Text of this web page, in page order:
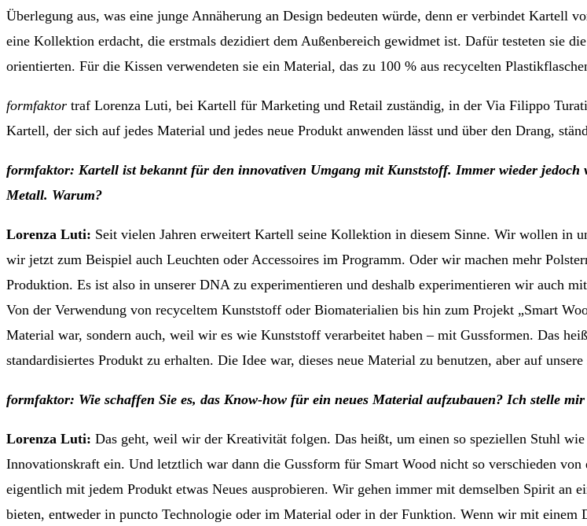
Überlegung aus, was eine junge Annäherung an Design bedeuten würde, denn er verbindet Kartell
eine Kollektion erdacht, die erstmals dezidiert dem Außenbereich gewidmet ist. Dafür testeten sie
orientierten. Für die Kissen verwendeten sie ein Material, das zu 100 % aus recycelten
formfaktor traf Lorenza Luti, bei Kartell für Marketing und Retail zuständig, in der Via Filippo
Kartell, der sich auf jedes Material und jedes neue Produkt anwenden lässt und über den Drang,
formfaktor: Kartell ist bekannt für den innovativen Umgang mit Kunststoff. Immer wieder jedoch
Metall. Warum?
Lorenza Luti: Seit vielen Jahren erweitert Kartell seine Kollektion in diesem Sinne. Wir wollen in
wir jetzt zum Beispiel auch Leuchten oder Accessoires im Programm. Oder wir machen mehr
Produktion. Es ist also in unserer DNA zu experimentieren und deshalb experimentieren wir auch
Von der Verwendung von recyceltem Kunststoff oder Biomaterialien bis hin zum Projekt „Smart
Material war, sondern auch, weil wir es wie Kunststoff verarbeitet haben – mit Gussformen. Das
standardisiertes Produkt zu erhalten. Die Idee war, dieses neue Material zu benutzen, aber auf
formfaktor: Wie schaffen Sie es, das Know-how für ein neues Material aufzubauen? Ich stelle mir
Lorenza Luti: Das geht, weil wir der Kreativität folgen. Das heißt, um einen so speziellen Stuhl
Innovationskraft ein. Und letztlich war dann die Gussform für Smart Wood nicht so verschieden
eigentlich mit jedem Produkt etwas Neues ausprobieren. Wir gehen immer mit demselben Spirit
bieten, entweder in puncto Technologie oder im Material oder in der Funktion. Wenn wir mit einem